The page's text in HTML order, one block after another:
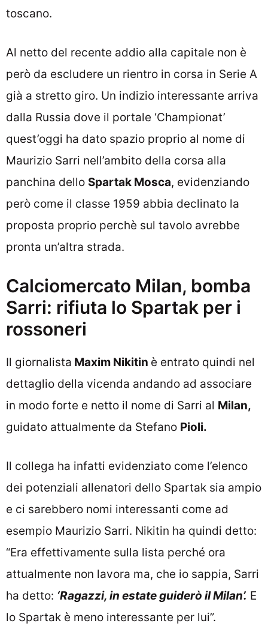
toscano.
Al netto del recente addio alla capitale non è
però da escludere un rientro in corsa in Serie A
già a stretto giro. Un indizio interessante arriva
dalla Russia dove il portale ‘Championat’
quest’oggi ha dato spazio proprio al nome di
Maurizio Sarri nell’ambito della corsa alla
panchina dello Spartak Mosca, evidenziando
però come il classe 1959 abbia declinato la
proposta proprio perchè sul tavolo avrebbe
pronta un’altra strada.
Calciomercato Milan, bomba
Sarri: rifiuta lo Spartak per i
rossoneri
Il giornalista Maxim Nikitin è entrato quindi nel
dettaglio della vicenda andando ad associare
in modo forte e netto il nome di Sarri al Milan,
guidato attualmente da Stefano Pioli.
Il collega ha infatti evidenziato come l’elenco
dei potenziali allenatori dello Spartak sia ampio
e ci sarebbero nomi interessanti come ad
esempio Maurizio Sarri. Nikitin ha quindi detto:
“Era effettivamente sulla lista perché ora
attualmente non lavora ma, che io sappia, Sarri
ha detto: ‘Ragazzi, in estate guiderò il Milan’. E
lo Spartak è meno interessante per lui”.